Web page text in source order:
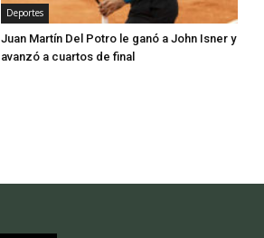
Deportes
Juan Martín Del Potro le ganó a John Isner y
avanzó a cuartos de final